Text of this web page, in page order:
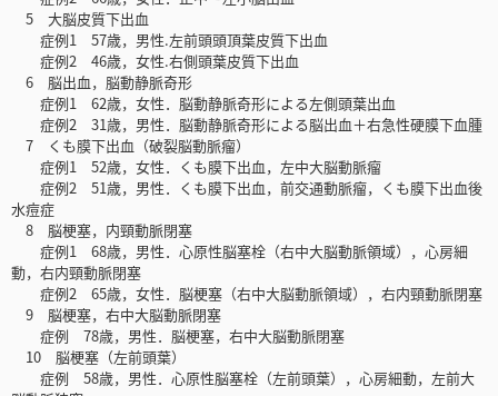
5 大脳皮質下出血
症例1 57歳，男性.左前頭頭頂葉皮質下出血
症例2 46歳，女性.右側頭葉皮質下出血
6 脳出血，脳動静脈奇形
症例1 62歳，女性．脳動静脈奇形による左側頭葉出血
症例2 31歳，男性．脳動静脈奇形による脳出血＋右急性硬膜下血腫
7 くも膜下出血（破裂脳動脈瘤）
症例1 52歳，女性．くも膜下出血，左中大脳動脈瘤
症例2 51歳，男性．くも膜下出血，前交通動脈瘤，くも膜下出血後
水痘症
8 脳梗塞，内頸動脈閉塞
症例1 68歳，男性．心原性脳塞栓（右中大脳動脈領域），心房細
動，右内頸動脈閉塞
症例2 65歳，女性．脳梗塞（右中大脳動脈領域），右内頸動脈閉塞
9 脳梗塞，右中大脳動脈閉塞
症例 78歳，男性．脳梗塞，右中大脳動脈閉塞
10 脳梗塞（左前頭葉）
症例 58歳，男性．心原性脳塞栓（左前頭葉），心房細動，左前大